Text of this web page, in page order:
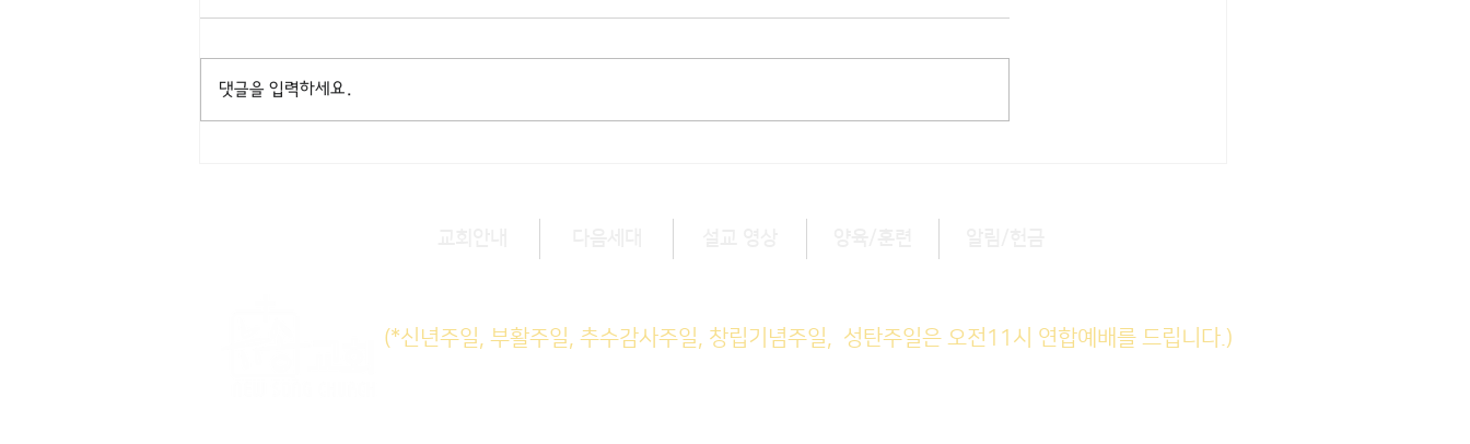
댓글을 입력하세요.
(*신년주일, 부활주일, 추수감사주일, 창립기념주일, 성탄주일은 오전11시 연합예배를 드립니다.)